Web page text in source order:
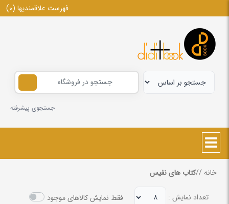
فهرست علاقمندیها (0)
جستجوی پیشرفته
خانه /
/کتاب های نفیس
تعداد نمایش :
فقط نمایش کالاهای موجود